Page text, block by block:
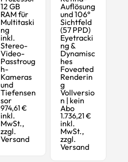
12 GB
RAM für
Multitaski
ng
inkl.
Stereo-
Video-
Passtroug
h-
Kameras
und
Tiefensen
sor
974,61 €
inkl.
MwSt.,
zzgl.
Versand
Auflösung
und 106°
Sichtfeld
(57 PPD)
Eyetracki
ng &
Dynamisc
hes
Foveated
Renderin
g
Vollversio
n | kein
Abo
1.736,21 €
inkl.
MwSt.,
zzgl.
Versand